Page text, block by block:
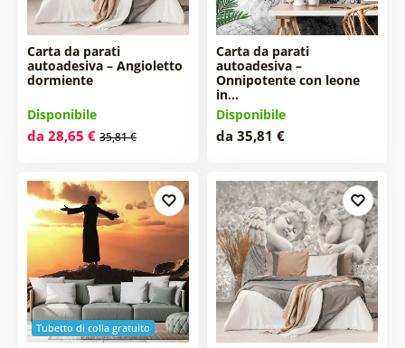
Carta da parati
autoadesiva – Angioletto
dormiente
Disponibile
da 28,65 € 35,81 €
Carta da parati
autoadesiva –
Onnipotente con leone
in…
Disponibile
da 35,81 €
Tubetto di colla gratuito